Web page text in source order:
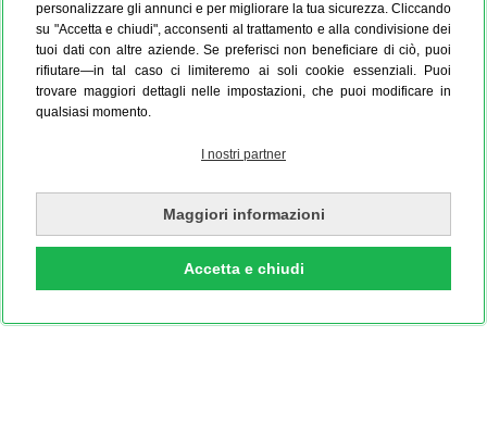
personalizzare gli annunci e per migliorare la tua sicurezza. Cliccando
su "Accetta e chiudi", acconsenti al trattamento e alla condivisione dei
tuoi dati con altre aziende. Se preferisci non beneficiare di ciò, puoi
rifiutare—in tal caso ci limiteremo ai soli cookie essenziali. Puoi
trovare maggiori dettagli nelle impostazioni, che puoi modificare in
qualsiasi momento.
I nostri partner
Maggiori informazioni
Accetta e chiudi